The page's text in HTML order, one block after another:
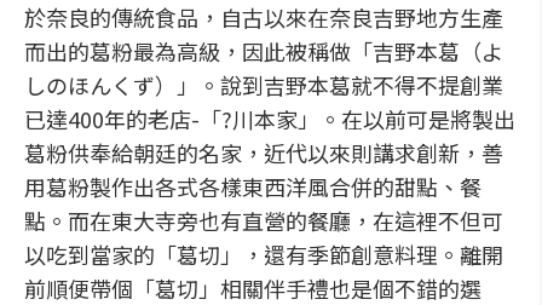
於奈良的傳統食品，自古以來在奈良吉野地方生產
而出的葛粉最為高級，因此被稱做「吉野本葛（よ
しのほんくず）」。說到吉野本葛就不得不提創業
已達400年的老店-「?川本家」。在以前可是將製出
葛粉供奉給朝廷的名家，近代以來則講求創新，善
用葛粉製作出各式各樣東西洋風合併的甜點、餐
點。而在東大寺旁也有直營的餐廳，在這裡不但可
以吃到當家的「葛切」，還有季節創意料理。離開
前順便帶個「葛切」相關伴手禮也是個不錯的選